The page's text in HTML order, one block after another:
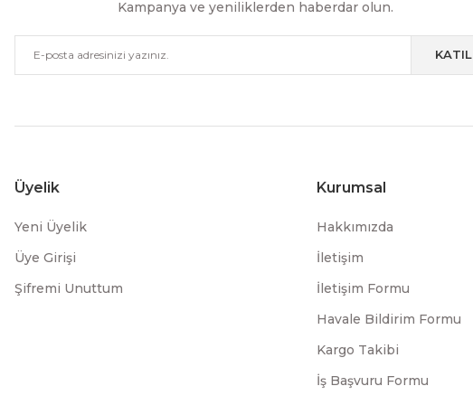
Kampanya ve yeniliklerden haberdar olun.
KATIL
Üyelik
Yeni Üyelik
Üye Girişi
Şifremi Unuttum
Kurumsal
Hakkımızda
İletişim
İletişim Formu
Havale Bildirim Formu
Kargo Takibi
İş Başvuru Formu